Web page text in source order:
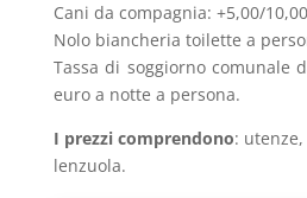
Cani da compagnia: +5,00/
Nolo biancheria toilette a
Tassa di soggiorno comunale
euro a notte a persona.
I prezzi comprendono:
lenzuola.